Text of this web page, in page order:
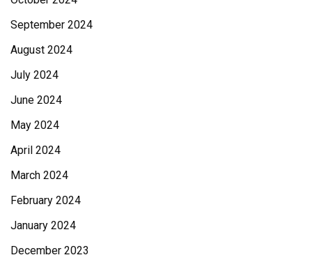
September 2024
August 2024
July 2024
June 2024
May 2024
April 2024
March 2024
February 2024
January 2024
December 2023